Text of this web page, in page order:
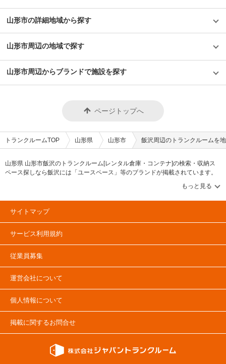
山形市の詳細地域から探す
山形市周辺の地域で探す
山形市周辺からブランドで施設を探す
ページトップへ
トランクルームTOP 山形県 山形市 飯沢周辺のトランクルームを
山形県 山形市飯沢のトランクルーム[レンタル倉庫・コンテナ]の検索・収納ス
ペース探しなら飯沢には「ユースペース」等のブランドが掲載されています。
出し入れ可能などの希望条件で絞込み！豊富な物件数から様々な方法でご希望
の収納スペースを簡単に探せるトランクルーム情報サイトです。飯沢で気にな
るトランクルームを見つけたら、メールか電話でお問合せが可能です（無
サイトマップ
サービス利用規約
従業員募集
運営会社について
個人情報について
掲載に関するお問合せ